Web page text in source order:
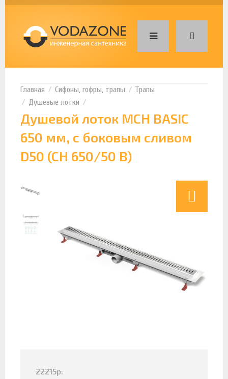
Сифоны, гофры, трапы
Трапы
Душевые лотки
Душевой лоток MCH BASIC
650 мм, с боковым сливом
D50 (CH 650/50 B)
22215р.